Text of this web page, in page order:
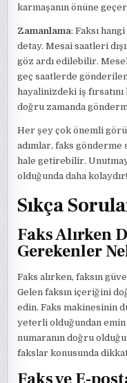
karmaşanın önüne
Zamanlama: Faksı
detay. Mesai saatleri
göz ardı edilebilir.
geç saatlerde
hayalinizdeki iş
doğru zamanda
Her şey çok önemli
adımlar, faks gönderme
hale getirebilir.
olduğunda daha kolaydır!
Sıkça
Faks Alırken
Gerekenler
Faks alırken, faksın
Gelen faksın içeriğini
edin. Faks makinesinin
yeterli olduğundan emin
numaranın doğru
fakslar konusunda